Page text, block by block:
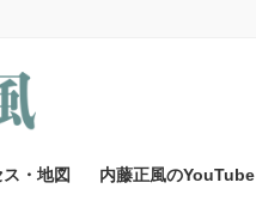
・地図 内藤正風のYouTube